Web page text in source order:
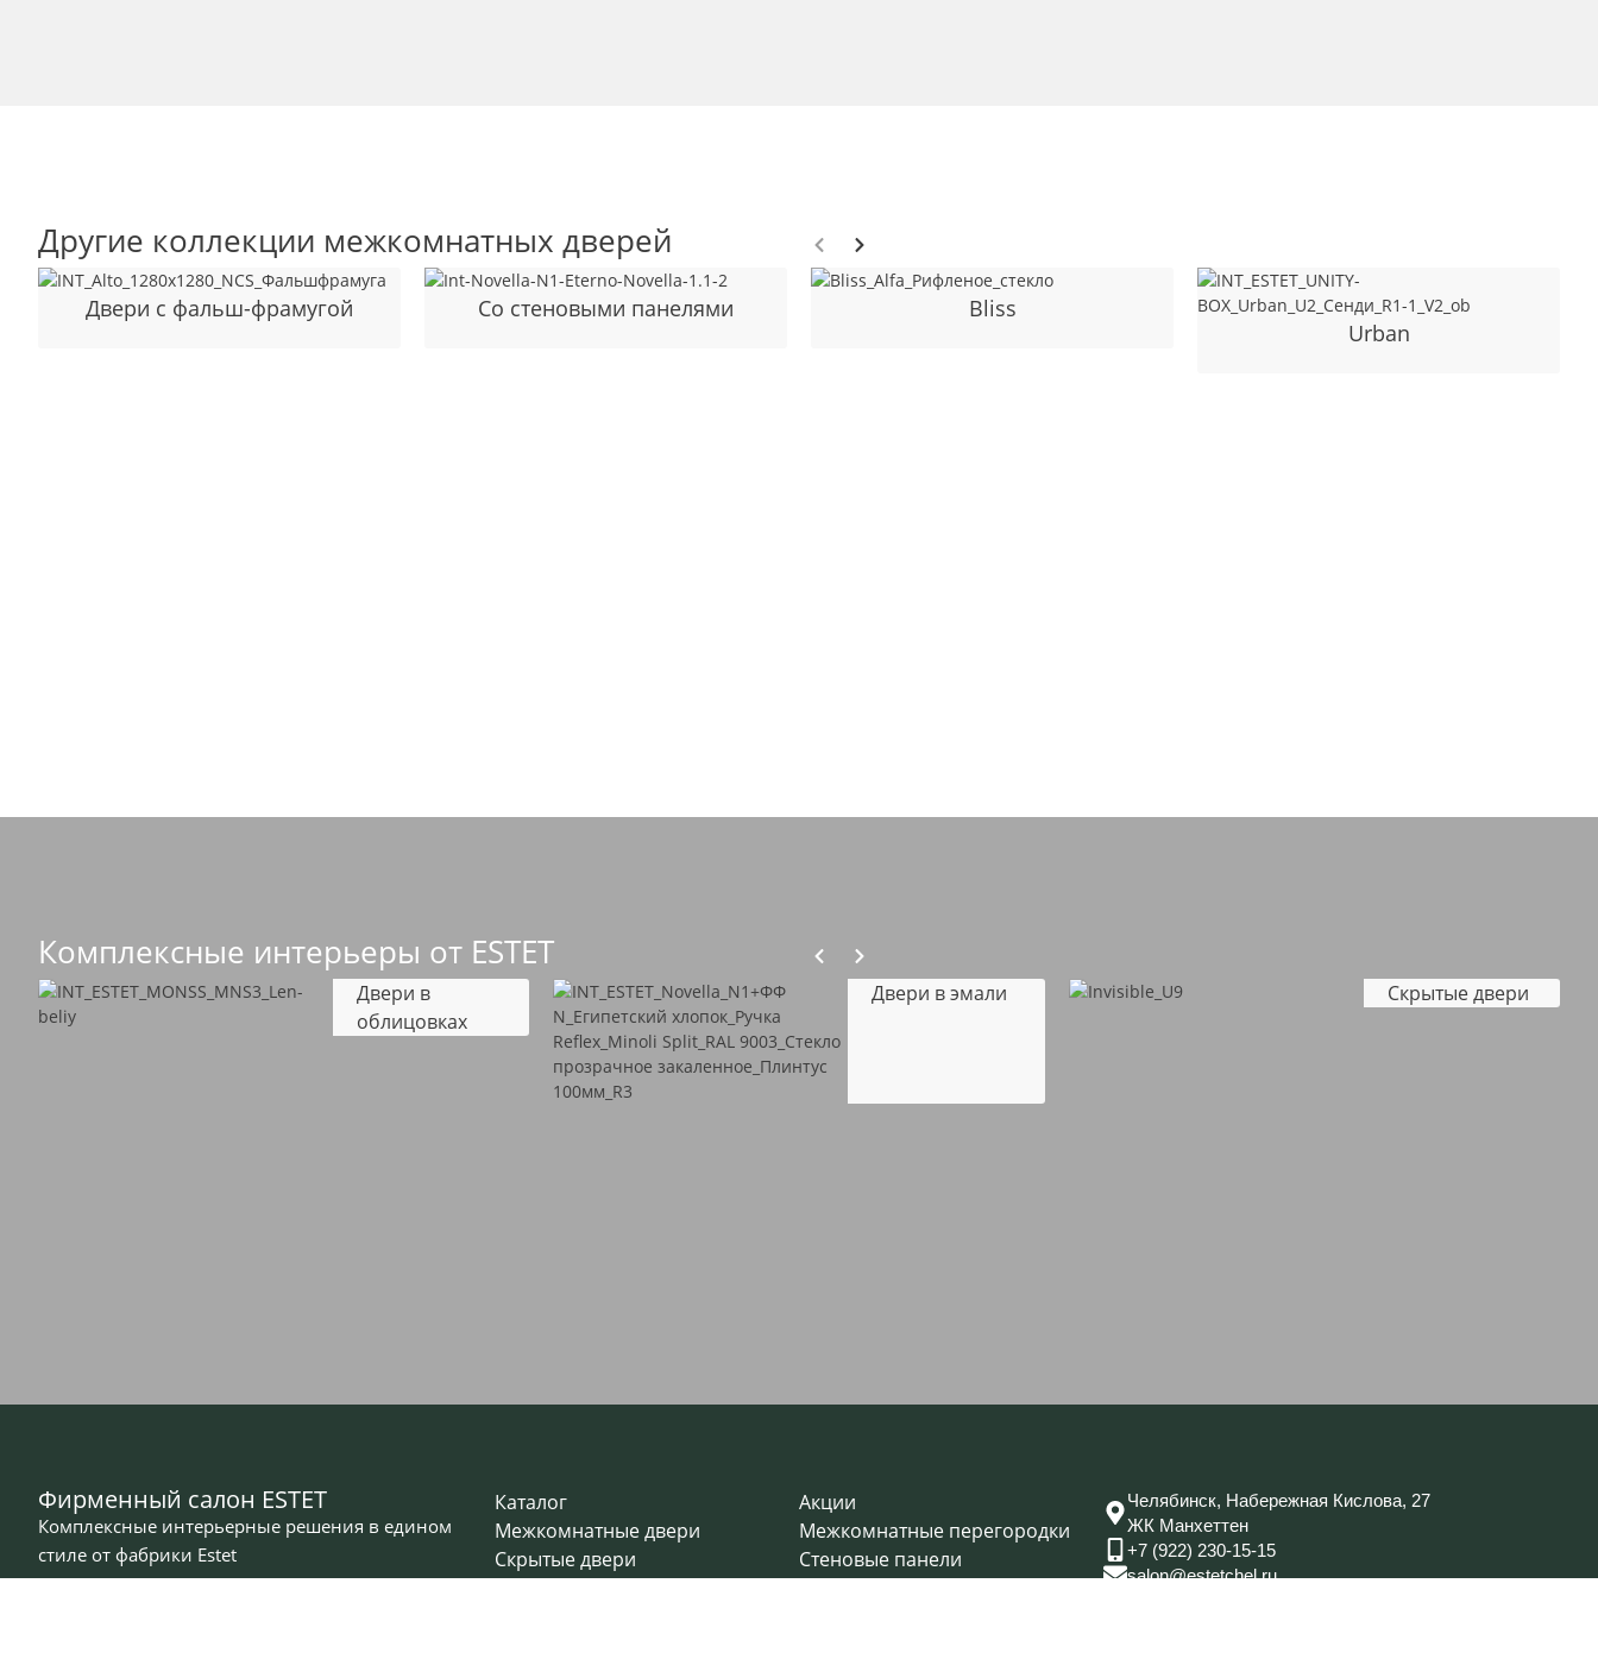
Другие коллекции межкомнатных дверей
Двери с фальш-фрамугой Cо стеновыми панелями
Bliss
Urban
Комплексные интерьеры от ESTET
Двери в
облицовках
Двери в эмали Скрытые двери
Фирменный салон ESTET
Комплексные интерьерные решения в едином
стиле от фабрики Estet
Каталог
Межкомнатные двери
Скрытые двери
Акции
Межкомнатные перегородки
Стеновые панели
Челябинск, Набережная Кислова, 27
ЖК Манхеттен
+7 (922) 230-15-15
salon@estetchel.ru